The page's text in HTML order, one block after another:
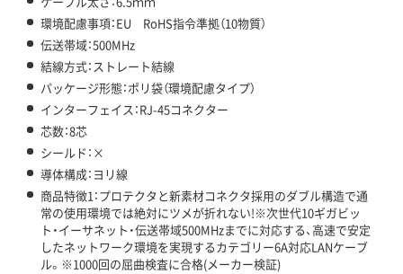
環境配慮事項：EU RoHS指令準拠（10物質）
伝送帯域：500MHz
結線方式：ストレート結線
パッケージ形態：ポリ袋（環境配慮タイプ）
インターフェイス：RJ-45コネクター
芯数：8芯
シールド：×
導体構成：ヨリ線
商品特徴1：プロテクタと新素材コネクタ採用のダブル構造で通
常の使用環境では絶対にツメが折れない!※次世代10ギガビッ
ト・イーサネット・伝送帯域500MHzまでに対応する、高速で安定
したネットワーク環境を実現するカテゴリー6A対応LANケーブ
ル。※1000回の屈曲検査に合格(メーカー検証)